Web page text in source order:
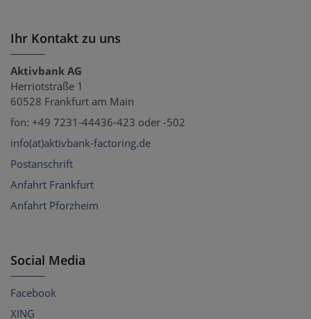
Ihr Kontakt zu uns
Aktivbank AG
Herriotstraße 1
60528 Frankfurt am Main
fon: +49 7231-44436-423 oder -502
info(at)aktivbank-factoring.de
Postanschrift
Anfahrt Frankfurt
Anfahrt Pforzheim
Social Media
Facebook
XING